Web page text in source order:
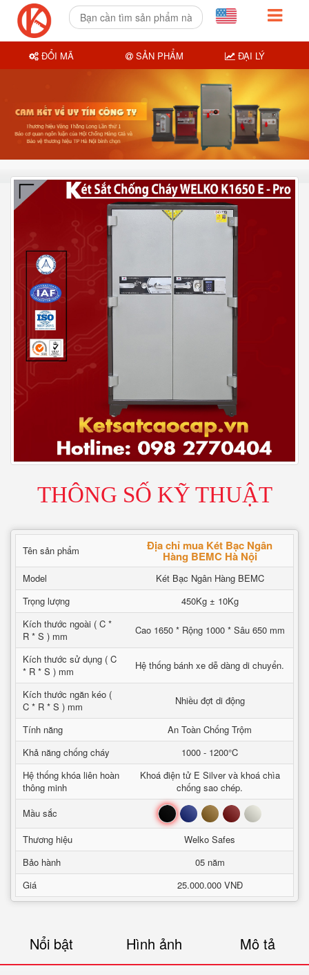
THÔNG SỐ KỸ THUẬT
Tên sản phẩm Địa chỉ mua Két Bạc Ngân
Hàng BEMC Hà Nội
Model
Két Bạc Ngân Hàng BEMC
Trọng lượng
450Kg ± 10Kg
Kích thước ngoài ( C *
R * S ) mm
Cao 1650 * Rộng 1000 * Sâu 650 mm
Kích thước sử dụng ( C
* R * S ) mm
Hệ thống bánh xe dễ dàng di chuyển.
Kích thước ngăn kéo (
C * R * S ) mm
Nhiều đợt di động
Tính năng
An Toàn Chống Trộm
Khả năng chống cháy
1000 - 1200°C
Hệ thống khóa liên hoàn
thông minh
Khoá điện tử E Silver và khoá chìa
chống sao chép.
Mầu sắc
Đen Xanh Nâu Đỏ Trắng
Thương hiệu
Welko Safes
Bảo hành
05 năm
Giá
25.000.000 VNĐ
Nổi bật Hình ảnh Mô tả
ĐỔI MÃ SẢN PHẨM ĐẠI LÝ